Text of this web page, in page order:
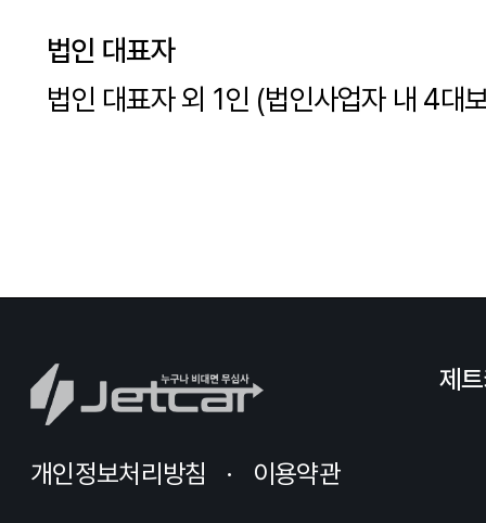
법인 대표자
법인 대표자 외 1인 (법인사업자 내 4대
제
개인정보처리방침 이용약관